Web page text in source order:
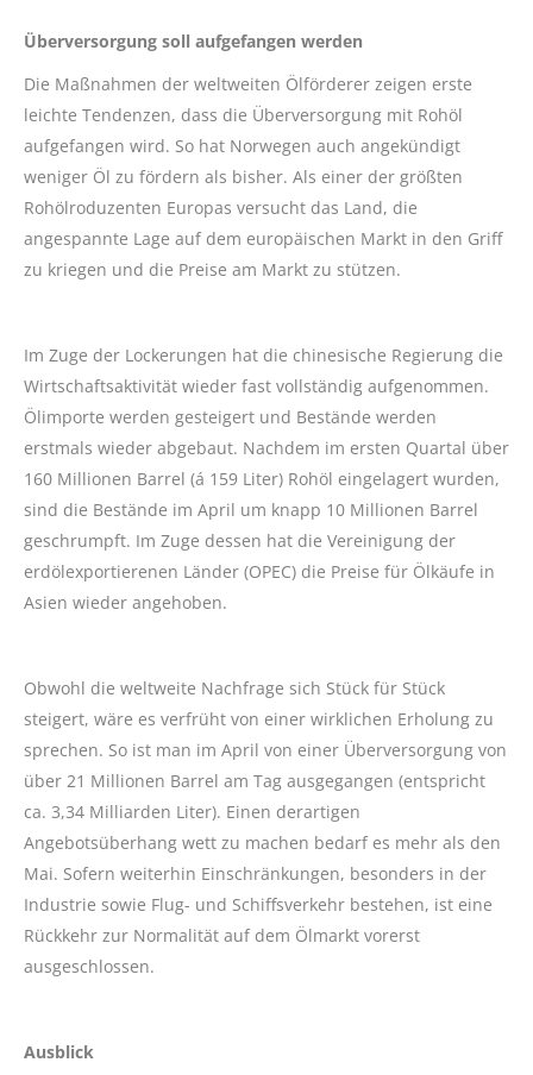
Überversorgung soll aufgefangen werden
Die Maßnahmen der weltweiten Ölförderer zeigen erste
leichte Tendenzen, dass die Überversorgung mit Rohöl
aufgefangen wird. So hat Norwegen auch angekündigt
weniger Öl zu fördern als bisher. Als einer der größten
Rohölroduzenten Europas versucht das Land, die
angespannte Lage auf dem europäischen Markt in den Griff
zu kriegen und die Preise am Markt zu stützen.
Im Zuge der Lockerungen hat die chinesische Regierung die
Wirtschaftsaktivität wieder fast vollständig aufgenommen.
Ölimporte werden gesteigert und Bestände werden
erstmals wieder abgebaut. Nachdem im ersten Quartal über
160 Millionen Barrel (á 159 Liter) Rohöl eingelagert wurden,
sind die Bestände im April um knapp 10 Millionen Barrel
geschrumpft. Im Zuge dessen hat die Vereinigung der
erdölexportierenen Länder (OPEC) die Preise für Ölkäufe in
Asien wieder angehoben.
Obwohl die weltweite Nachfrage sich Stück für Stück
steigert, wäre es verfrüht von einer wirklichen Erholung zu
sprechen. So ist man im April von einer Überversorgung von
über 21 Millionen Barrel am Tag ausgegangen (entspricht
ca. 3,34 Milliarden Liter). Einen derartigen
Angebotsüberhang wett zu machen bedarf es mehr als den
Mai. Sofern weiterhin Einschränkungen, besonders in der
Industrie sowie Flug- und Schiffsverkehr bestehen, ist eine
Rückkehr zur Normalität auf dem Ölmarkt vorerst
ausgeschlossen.
Ausblick